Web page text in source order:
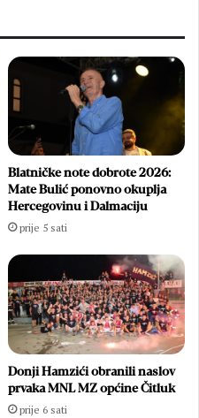
Blatničke note dobrote 2026:
Mate Bulić ponovno okuplja
Hercegovinu i Dalmaciju
prije 5 sati
Donji Hamzići obranili naslov
prvaka MNL MZ općine Čitluk
prije 6 sati